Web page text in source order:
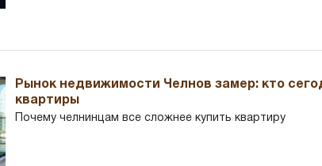
Рынок недвижимости Челнов замер: кто
квартиры
Почему челнинцам все сложнее купить квартиру